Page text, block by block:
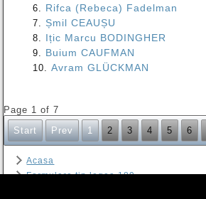
Rifca (Rebeca) Fadelman
Șmil CEAUȘU
Ițic Marcu BODINGHER
Buium CAUFMAN
Avram GLÜCKMAN
Page 1 of 7
Start
Prev 1 2 3 4 5 6
Acasa
Formulare tip legea 189